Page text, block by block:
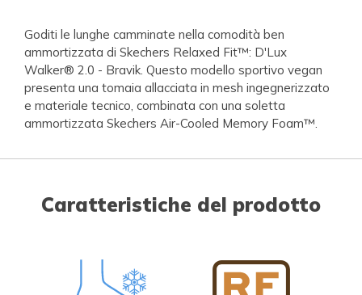
Goditi le lunghe camminate nella comodità ben
ammortizzata di Skechers Relaxed Fit™: D'Lux
Walker® 2.0 - Bravik. Questo modello sportivo vegan
presenta una tomaia allacciata in mesh ingegnerizzato
e materiale tecnico, combinata con una soletta
ammortizzata Skechers Air-Cooled Memory Foam™.
Caratteristiche del prodotto